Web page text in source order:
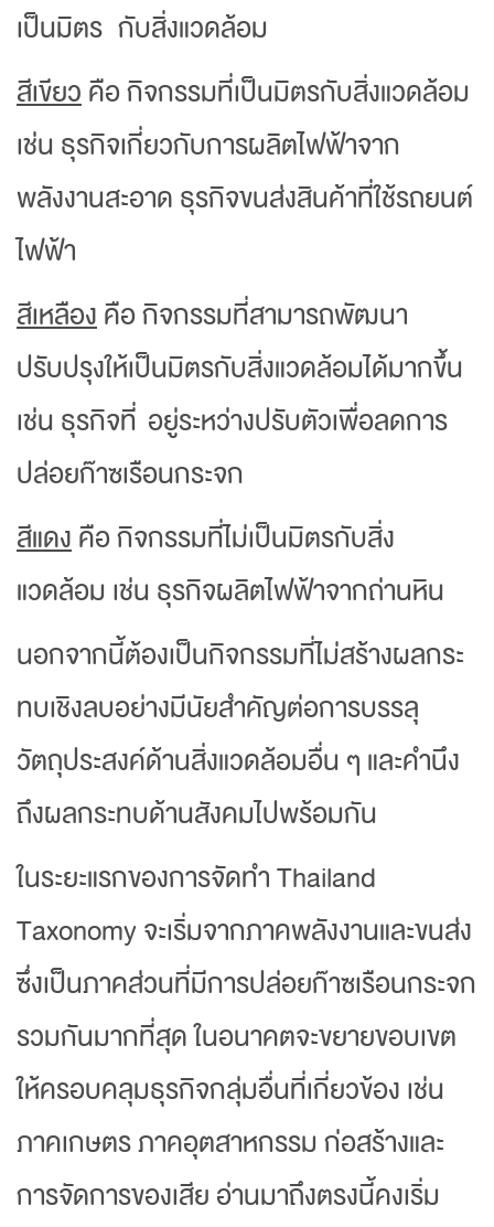
เป็นมิตร กับสิ่งแวดล้อม
สีเขียวคือ กิจกรรมที่เป็นมิตรกับสิ่งแวดล้อม
เช่น ธุรกิจเกี่ยวกับการผลิตไฟฟ้าจาก
พลังงานสะอาด ธุรกิจขนส่งสินค้าที่ใช้รถยนต์
ไฟฟ้า
สีเหลืองคือ กิจกรรมที่สามารถพัฒนา
ปรับปรุงให้เป็นมิตรกับสิ่งแวดล้อมได้มากขึ้น
เช่น ธุรกิจที่ อยู่ระหว่างปรับตัวเพื่อลดการ
ปล่อยก๊าซเรือนกระจก
สีแดงคือ กิจกรรมที่ไม่เป็นมิตรกับสิ่ง
แวดล้อม เช่น ธุรกิจผลิตไฟฟ้าจากถ่านหิน
นอกจากนี้ต้องเป็นกิจกรรมที่ไม่สร้างผลกระ
ทบเชิงลบอย่างมีนัยสำคัญต่อการบรรลุ
วัตถุประสงค์ด้านสิ่งแวดล้อมอื่น ๆ และคำนึง
ถึงผลกระทบด้านสังคมไปพร้อมกัน
ในระยะแรกของการจัดทำ Thailand
Taxonomy จะเริ่มจากภาคพลังงานและขนส่ง
ซึ่งเป็นภาคส่วนที่มีการปล่อยก๊าซเรือนกระจก
รวมกันมากที่สุด ในอนาคตจะขยายขอบเขต
ให้ครอบคลุมธุรกิจกลุ่มอื่นที่เกี่ยวข้อง เช่น
ภาคเกษตร ภาคอุตสาหกรรม ก่อสร้างและ
การจัดการของเสีย อ่านมาถึงตรงนี้คงเริ่ม